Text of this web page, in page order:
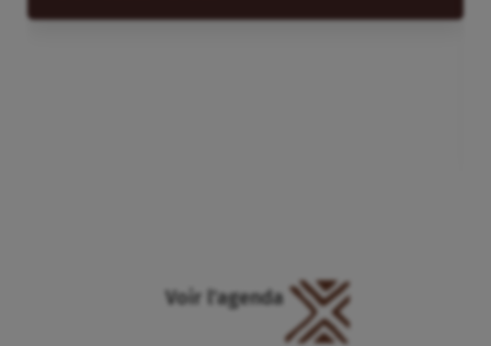
Voir l'agenda